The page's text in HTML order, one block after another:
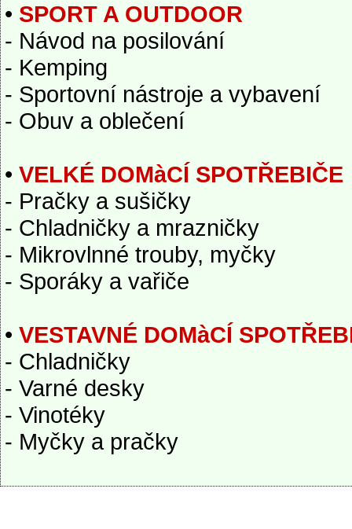
• SPORT A OUTDOOR
- Návod na posilování
- Kemping
- Sportovní nástroje a vybavení
- Obuv a oblečení
• VELKÉ DOMàCÍ SPOTŘEBIČE
- Pračky a sušičky
- Chladničky a mrazničky
- Mikrovlnné trouby, myčky
- Sporáky a vařiče
• VESTAVNÉ DOMàCÍ
- Chladničky
- Varné desky
- Vinotéky
- Myčky a pračky